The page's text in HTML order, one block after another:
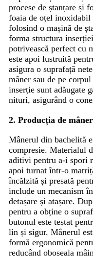
procese de ștanțare și
foaia de oțel inoxidabil
folosind o mașină de
forma structura
potrivească perfect cu
este apoi lustruită
asigura o suprafață
mâner sau de pe
inserție sunt adăugate
nituri, asigurând o
2. Producția de
Mânerul din bachelită
compresie. Materialul
aditivi pentru a-i spori
apoi turnat într-o
încălzită și presată
include un mecanism
detașare și atașare.
pentru a obține o
butonul este testat
lin și sigur. Mânerul
formă ergonomică
reducând oboseala